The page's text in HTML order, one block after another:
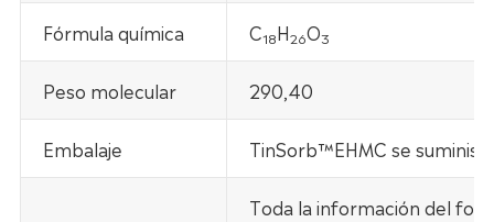
Fórmula química C18H26O3
Peso molecular 290,40
Embalaje TinSorb™EHMC se
Toda la información del